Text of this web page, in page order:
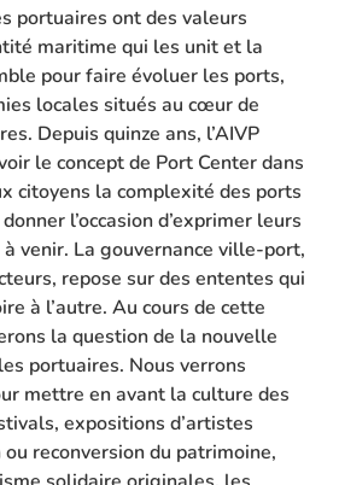
portuaires ont des valeurs
maritime qui les unit et la
pour faire évoluer les ports,
locales situés au cœur de
Depuis quinze ans, l’AIVP
le concept de Port Center dans
citoyens la complexité des ports
l’occasion d’exprimer leurs
venir. La gouvernance ville-port,
repose sur des ententes qui
à l’autre. Au cours de cette
la question de la nouvelle
portuaires. Nous verrons
mettre en avant la culture des
expositions d’artistes
reconversion du patrimoine,